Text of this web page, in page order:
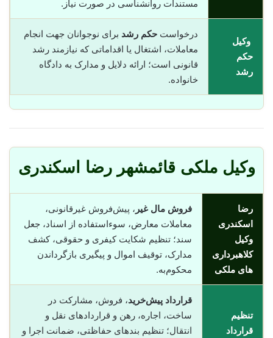
مستندات روانشناسی در صورت نیاز.
وکیل
حکم
رشد
درخواست حکم رشد برای نوجوانان جهت انجام
معاملات، اشتغال یا اقداماتی که نیازمند رشد
قانونی است؛ ارائه دلایل و مدارک به دادگاه
خانواده.
وکیل ملکی قائمشهر رضا اسکندری
رضا
اسکندری
وکیل
کلاهبرداری
های ملکی
فروش مال غیر ، پیش‌فروش غیرقانونی،
معاملات معارض، سوء‌استفاده از اسناد، جعل
سند؛ تنظیم شکایت کیفری و حقوقی، کشف
مدارک، توقیف اموال و پیگیری بازگرداندن
محکوم‌به.
تنظیم
قرارداد
قرارداد پیش‌خرید، فروش، مشارکت در
ساخت، اجاره، رهن و قراردادهای نقل و
انتقال؛ تنظیم بندهای حفاظتی، ضمانت اجرا و